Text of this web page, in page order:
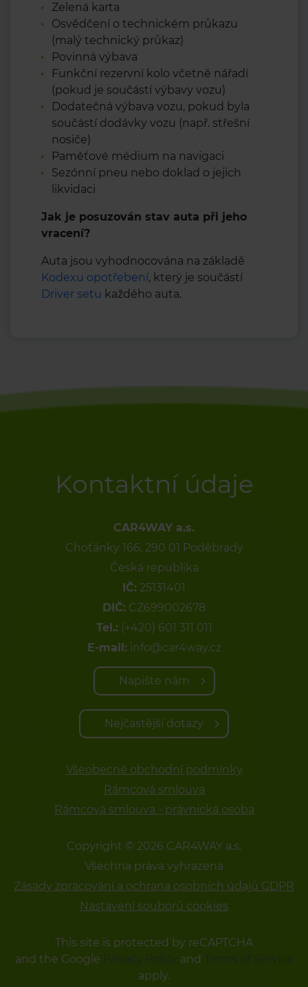
Zelená karta
Osvědčení o technickém průkazu
(malý technický průkaz)
Povinná výbava
Funkční rezervní kolo včetně nářadí
(pokud je součástí výbavy vozu)
Dodatečná výbava vozu, pokud byla
součástí dodávky vozu (např. střešní
nosiče)
Paměťové médium na navigaci
Sezónní pneu nebo doklad o jejich
likvidaci
Jak je posuzován stav auta při jeho
vracení?
Auta jsou vyhodnocována na základě
Kodexu opotřebení, který je součástí
Driver setu každého auta.
Kontaktní údaje
CAR4WAY a.s.
Choťánky 166, 290 01 Poděbrady
Česká republika
IČ: 25131401
DIČ: CZ699002678
Tel.: (+420) 601 311 011
E-mail: info@car4way.cz
Napište nám
Nejčastější dotazy
Všeobecné obchodní podmínky
Rámcová smlouva
Rámcová smlouva - právnická osoba
Copyright © 2026 CAR4WAY a.s.
Všechna práva vyhrazena
Zásady zpracování a ochrana osobních údajů GDPR
Nastavení souborů cookies
This site is protected by reCAPTCHA
and the Google Privacy Policy and Terms of Service
apply.